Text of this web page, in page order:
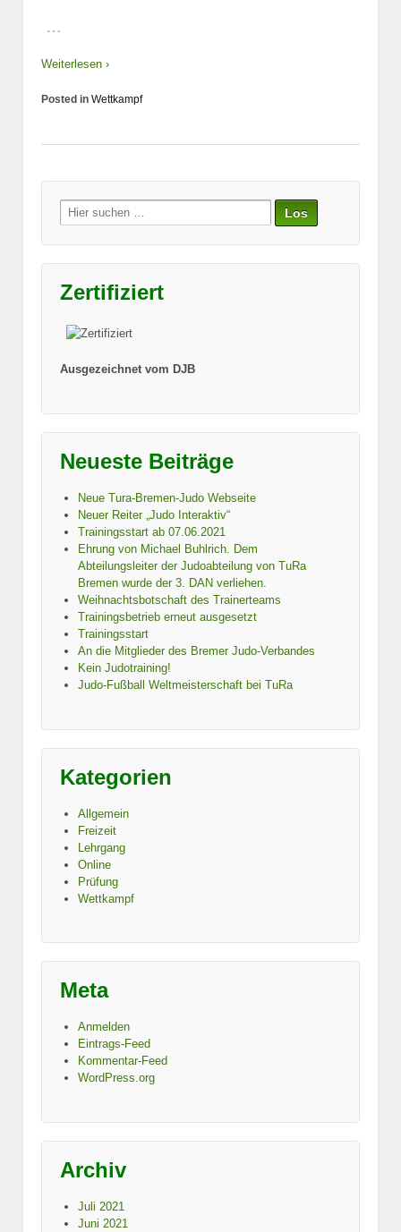
…
Weiterlesen ›
Posted in Wettkampf
Suche
nach:
Zertifiziert
Ausgezeichnet vom DJB
Neueste Beiträge
Neue Tura-Bremen-Judo Webseite
Neuer Reiter „Judo Interaktiv“
Trainingsstart ab 07.06.2021
Ehrung von Michael Buhlrich. Dem
Abteilungsleiter der Judoabteilung von TuRa
Bremen wurde der 3. DAN verliehen.
Weihnachtsbotschaft des Trainerteams
Trainingsbetrieb erneut ausgesetzt
Trainingsstart
An die Mitglieder des Bremer Judo-Verbandes
Kein Judotraining!
Judo-Fußball Weltmeisterschaft bei TuRa
Kategorien
Allgemein
Freizeit
Lehrgang
Online
Prüfung
Wettkampf
Meta
Anmelden
Eintrags-Feed
Kommentar-Feed
WordPress.org
Archiv
Juli 2021
Juni 2021